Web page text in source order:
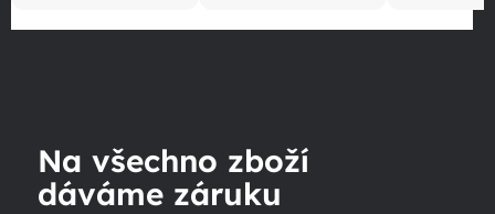
Na všechno zboží
dáváme záruku